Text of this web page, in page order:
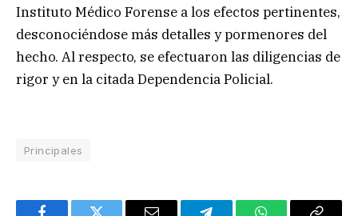
Instituto Médico Forense a los efectos pertinentes,
desconociéndose más detalles y pormenores del
hecho. Al respecto, se efectuaron las diligencias de
rigor y en la citada Dependencia Policial.
Principales